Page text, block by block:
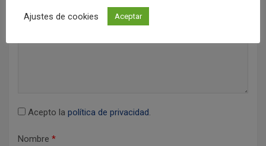
t
Acepto la política de privacidad.
Nombre *
Ajustes de cookies Aceptar